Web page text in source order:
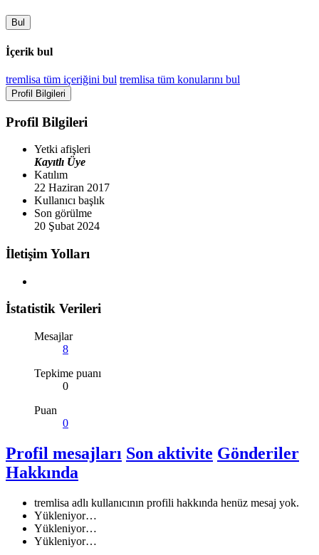
Bul
İçerik bul
tremlisa tüm içeriğini bul tremlisa tüm konularını bul
Profil Bilgileri
Profil Bilgileri
Yetki afişleri
Kayıtlı Üye
Katılım
22 Haziran 2017
Kullanıcı başlık
Son görülme
20 Şubat 2024
İletişim Yolları
İstatistik Verileri
Mesajlar
8
Tepkime puanı
0
Puan
0
Profil mesajları Son aktivite Gönderiler
Hakkında
tremlisa adlı kullanıcının profili hakkında henüz mesaj yok.
Yükleniyor…
Yükleniyor…
Yükleniyor…